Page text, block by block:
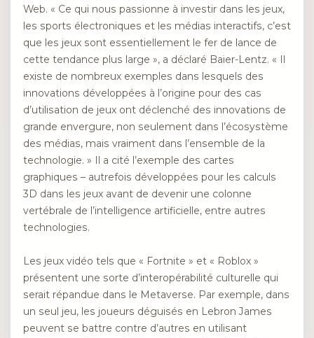
Web. « Ce qui nous passionne à investir dans les jeux,
les sports électroniques et les médias interactifs, c’est
que les jeux sont essentiellement le fer de lance de
cette tendance plus large », a déclaré Baier-Lentz. « Il
existe de nombreux exemples dans lesquels des
innovations développées à l’origine pour des cas
d’utilisation de jeux ont déclenché des innovations de
grande envergure, non seulement dans l’écosystème
des médias, mais vraiment dans l’ensemble de la
technologie. » Il a cité l’exemple des cartes
graphiques – autrefois développées pour les calculs
3D dans les jeux avant de devenir une colonne
vertébrale de l’intelligence artificielle, entre autres
technologies.
Les jeux vidéo tels que « Fortnite » et « Roblox »
présentent une sorte d’interopérabilité culturelle qui
serait répandue dans le Metaverse. Par exemple, dans
un seul jeu, les joueurs déguisés en Lebron James
peuvent se battre contre d’autres en utilisant